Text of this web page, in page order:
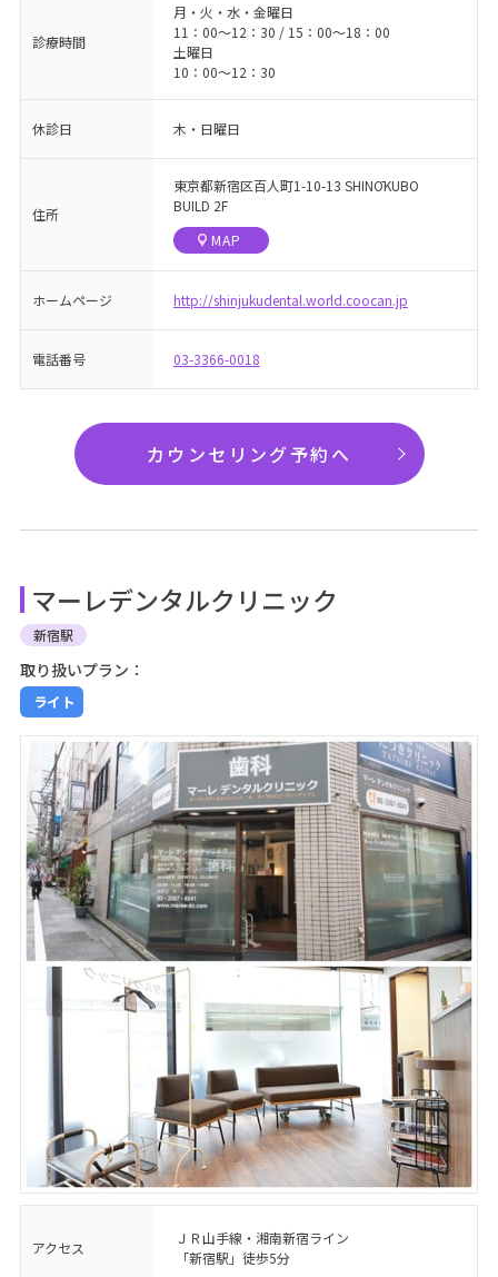
診療時間
月・火・水・金曜日
11：00〜12：30 / 15：00〜18：00
土曜日
10：00〜12：30
休診日 木・日曜日
住所
東京都新宿区百人町1-10-13 SHINŌKUBO
BUILD 2F
MAP
ホームページ http://shinjukudental.world.coocan.jp
電話番号 03-3366-0018
カウンセリング予約へ
マーレデンタルクリニック
新宿駅
取り扱いプラン：
ライト
アクセス
ＪＲ山手線・湘南新宿ライン
「新宿駅」徒歩5分